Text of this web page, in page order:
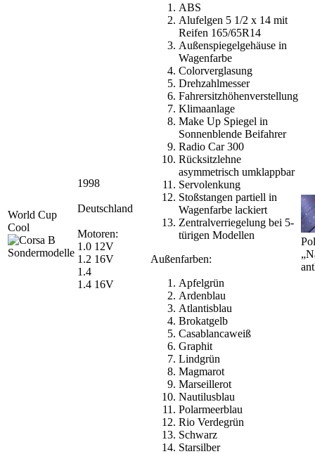
World Cup
Cool
1998
Deutschland
Motoren:
1.0 12V
1.2 16V
1.4
1.4 16V
ABS
Alufelgen 5 1/2 x 14 mit
Reifen 165/65R14
Außenspiegelgehäuse in
Wagenfarbe
Colorverglasung
Drehzahlmesser
Fahrersitzhöhenverstellung
Klimaanlage
Make Up Spiegel in
Sonnenblende Beifahrer
Radio Car 300
Rücksitzlehne
asymmetrisch umklappbar
Servolenkung
Stoßstangen partiell in
Wagenfarbe lackiert
Zentralverriegelung bei 5-
türigen Modellen
Außenfarben:
Apfelgrün
Ardenblau
Atlantisblau
Brokatgelb
Casablancaweiß
Graphit
Lindgrün
Magmarot
Marseillerot
Nautilusblau
Polarmeerblau
Rio Verdegrün
Schwarz
Starsilber